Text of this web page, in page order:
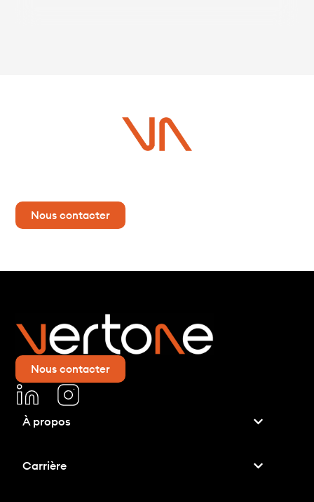
relatif aux
Nous contacter
Nous contacter
À propos
Carrière